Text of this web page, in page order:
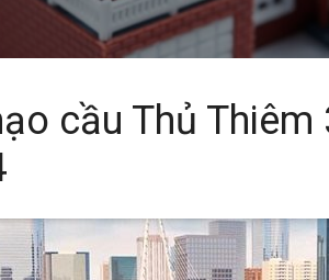
cầu Thủ